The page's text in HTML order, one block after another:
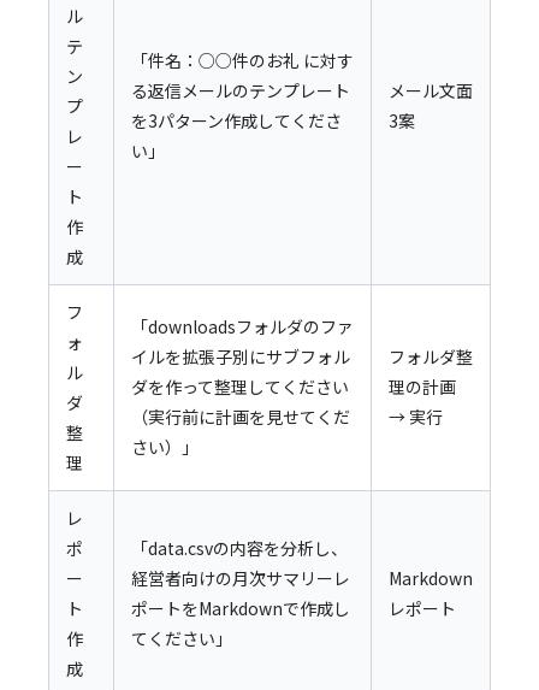
ル
テ
ン
プ
レ
ー
ト
作
成
「件名：○○件のお礼 に対す
る返信メールのテンプレート
を3パターン作成してくださ
い」
メール文面
3案
フ
ォ
ル
ダ
整
理
「downloadsフォルダのファ
イルを拡張子別にサブフォル
ダを作って整理してください
（実行前に計画を見せてくだ
さい）」
フォルダ整
理の計画
→ 実行
レ
ポ
ー
ト
作
成
「data.csvの内容を分析し、
経営者向けの月次サマリーレ
ポートをMarkdownで作成し
てください」
Markdown
レポート